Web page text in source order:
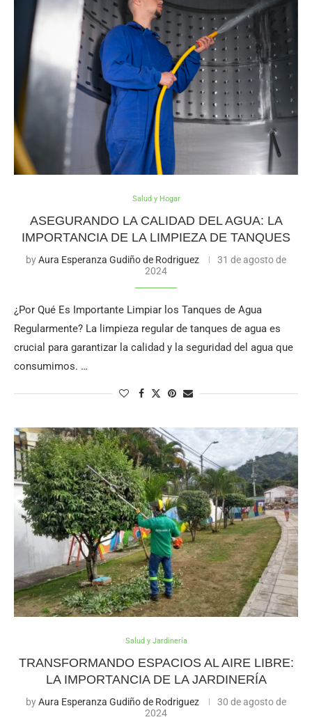
Salud y Hogar
ASEGURANDO LA CALIDAD DEL AGUA: LA
IMPORTANCIA DE LA LIMPIEZA DE TANQUES
byAura Esperanza Gudiño de Rodriguez
31 de agosto de
2024
¿Por Qué Es Importante Limpiar los Tanques de Agua
Regularmente? La limpieza regular de tanques de agua es
crucial para garantizar la calidad y la seguridad del agua que
consumimos. …
Salud y Jardinería
TRANSFORMANDO ESPACIOS AL AIRE LIBRE:
LA IMPORTANCIA DE LA JARDINERÍA
byAura Esperanza Gudiño de Rodriguez
30 de agosto de
2024